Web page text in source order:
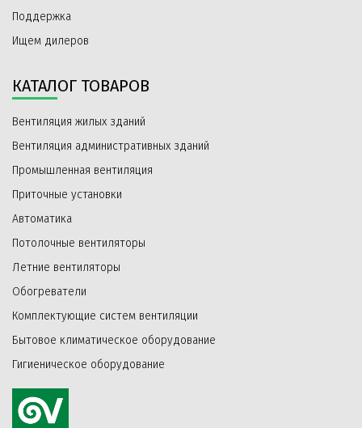
Поддержка
Ищем дилеров
КАТАЛОГ ТОВАРОВ
Вентиляция жилых зданий
Вентиляция административных зданий
Промышленная вентиляция
Приточные установки
Автоматика
Потолочные вентиляторы
Летние вентиляторы
Обогреватели
Комплектующие систем вентиляции
Бытовое климатическое оборудование
Гигиеническое оборудование